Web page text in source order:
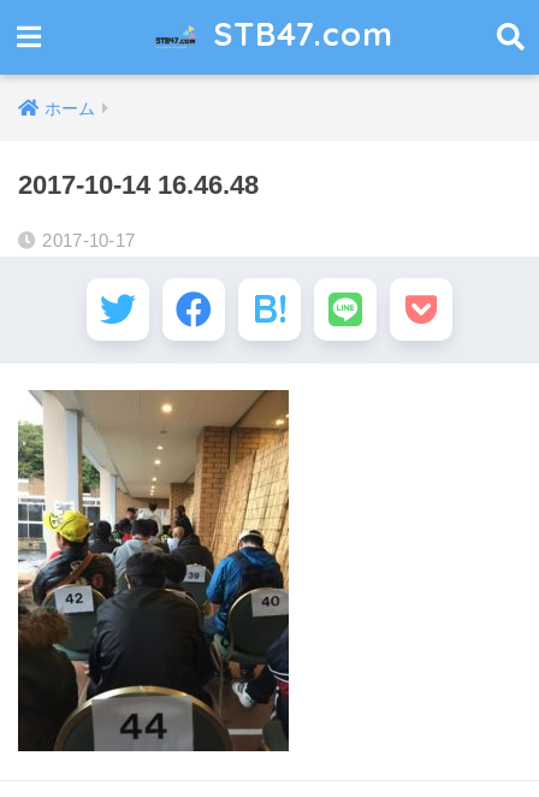
STB47.com
ホーム
2017-10-14 16.46.48
2017-10-17